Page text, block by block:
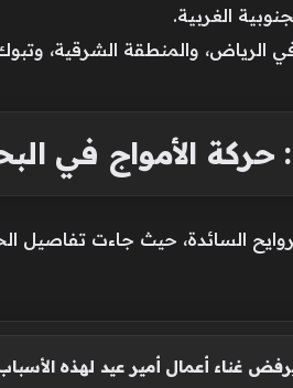
الغربية.
الرياض، والمنطقة الشرقية،
حركة الأمواج في
السائدة، حيث جاءت تفاصيل
غناء أعمال أمير عيد لهذه